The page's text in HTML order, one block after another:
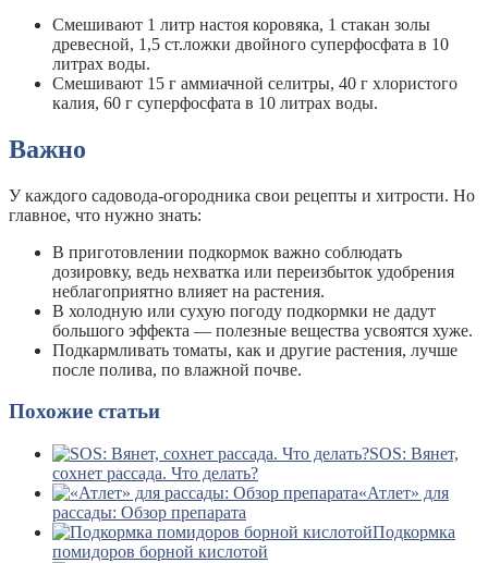
Смешивают 1 литр настоя коровяка, 1 стакан золы
древесной, 1,5 ст.ложки двойного суперфосфата в 10
литрах воды.
Смешивают 15 г аммиачной селитры, 40 г хлористого
калия, 60 г суперфосфата в 10 литрах воды.
Важно
У каждого садовода-огородника свои рецепты и хитрости. Но
главное, что нужно знать:
В приготовлении подкормок важно соблюдать
дозировку, ведь нехватка или переизбыток удобрения
неблагоприятно влияет на растения.
В холодную или сухую погоду подкормки не дадут
большого эффекта — полезные вещества усвоятся хуже.
Подкармливать томаты, как и другие растения, лучше
после полива, по влажной почве.
Похожие статьи
SOS: Вянет,
сохнет рассада. Что делать?
«Атлет» для
рассады: Обзор препарата
Подкормка
помидоров борной кислотой